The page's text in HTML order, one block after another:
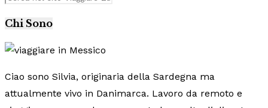
Chi Sono
Ciao sono Silvia, originaria della Sardegna ma
attualmente vivo in Danimarca. Lavoro da remoto e